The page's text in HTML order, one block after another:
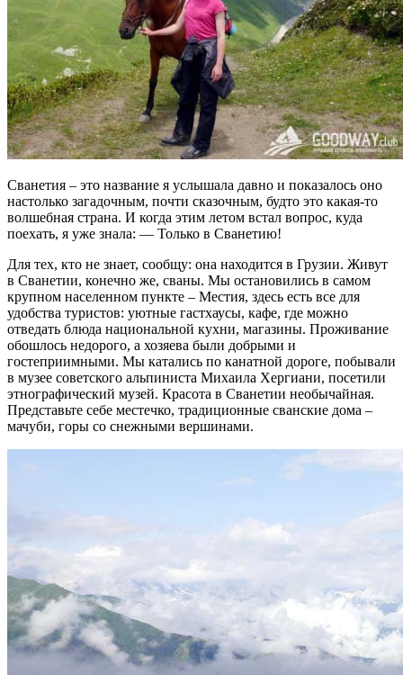
Сванетия – это название я услышала давно и показалось оно
настолько загадочным, почти сказочным, будто это какая-то
волшебная страна. И когда этим летом встал вопрос, куда
поехать, я уже знала: — Только в Сванетию!
Для тех, кто не знает, сообщу: она находится в Грузии. Живут
в Сванетии, конечно же, сваны. Мы остановились в самом
крупном населенном пункте – Местия, здесь есть все для
удобства туристов: уютные гастхаусы, кафе, где можно
отведать блюда национальной кухни, магазины. Проживание
обошлось недорого, а хозяева были добрыми и
гостеприимными. Мы катались по канатной дороге, побывали
в музее советского альпиниста Михаила Хергиани, посетили
этнографический музей. Красота в Сванетии необычайная.
Представьте себе местечко, традиционные сванские дома –
мачуби, горы со снежными вершинами.